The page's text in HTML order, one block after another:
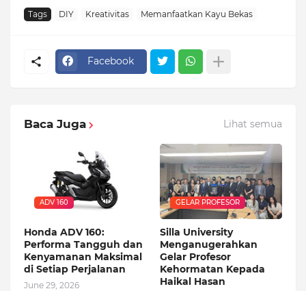
Tags DIY Kreativitas Memanfaatkan Kayu Bekas
Facebook
Baca Juga Lihat semua
ADV 160
Honda ADV 160:
Performa Tangguh dan
Kenyamanan Maksimal
di Setiap Perjalanan
June 29, 2026
GELAR PROFESOR
Silla University
Menganugerahkan
Gelar Profesor
Kehormatan Kepada
Haikal Hasan